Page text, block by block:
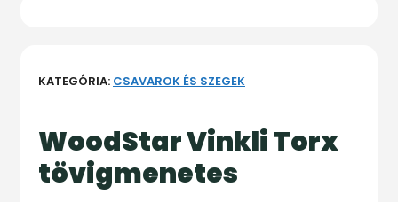
KATEGÓRIA: CSAVAROK ÉS SZEGEK
WoodStar Vinkli Torx
tövigmenetes